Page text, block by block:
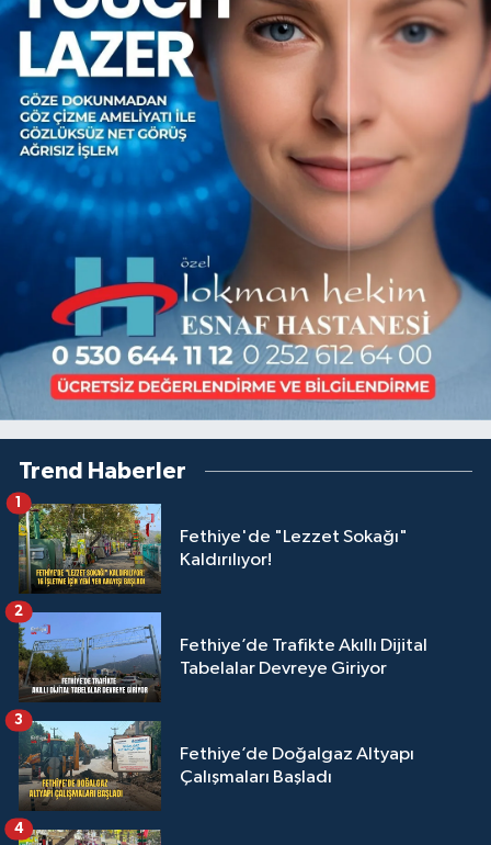
Trend Haberler
Fethiye'de "Lezzet Sokağı"
Kaldırılıyor!
1
Fethiye’de Trafikte Akıllı Dijital
Tabelalar Devreye Giriyor
2
Fethiye’de Doğalgaz Altyapı
Çalışmaları Başladı
3
4